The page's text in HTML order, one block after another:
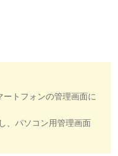
トフォンの管理画面に
、パソコン用管理画面